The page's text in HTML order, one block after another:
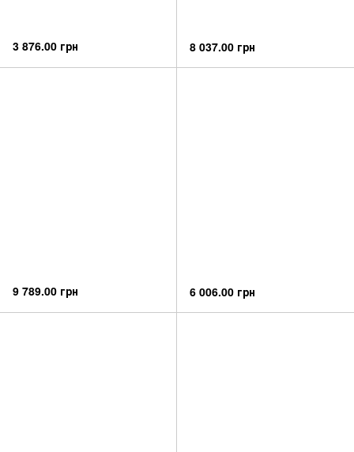
3 876.00 грн 8 037.00 грн
9 789.00 грн 6 006.00 грн